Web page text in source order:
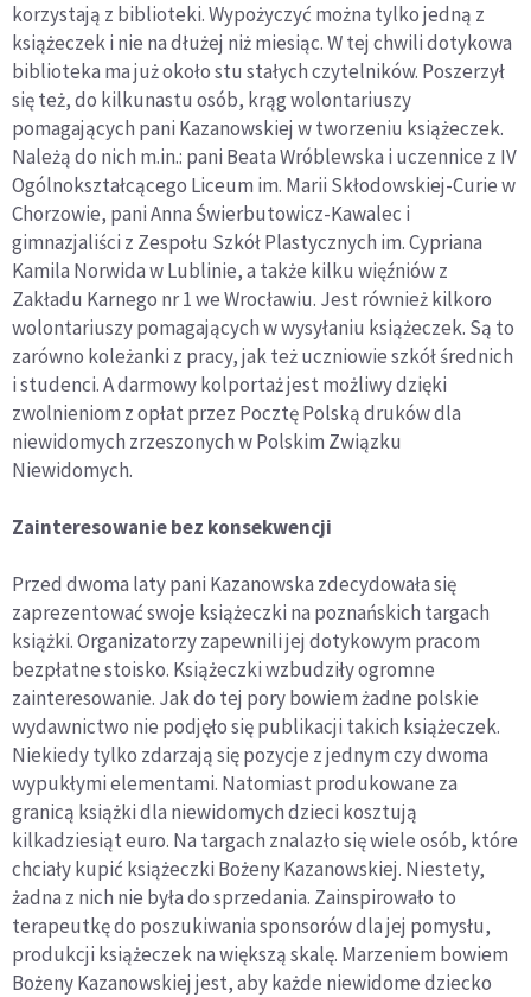
korzystają z biblioteki. Wypożyczyć można tylko jedną z
książeczek i nie na dłużej niż miesiąc. W tej chwili dotykowa
biblioteka ma już około stu stałych czytelników. Poszerzył
się też, do kilkunastu osób, krąg wolontariuszy
pomagających pani Kazanowskiej w tworzeniu książeczek.
Należą do nich m.in.: pani Beata Wróblewska i uczennice z IV
Ogólnokształcącego Liceum im. Marii Skłodowskiej-Curie w
Chorzowie, pani Anna Świerbutowicz-Kawalec i
gimnazjaliści z Zespołu Szkół Plastycznych im. Cypriana
Kamila Norwida w Lublinie, a także kilku więźniów z
Zakładu Karnego nr 1 we Wrocławiu. Jest również kilkoro
wolontariuszy pomagających w wysyłaniu książeczek. Są to
zarówno koleżanki z pracy, jak też uczniowie szkół średnich
i studenci. A darmowy kolportaż jest możliwy dzięki
zwolnieniom z opłat przez Pocztę Polską druków dla
niewidomych zrzeszonych w Polskim Związku
Niewidomych.
Zainteresowanie bez konsekwencji
Przed dwoma laty pani Kazanowska zdecydowała się
zaprezentować swoje książeczki na poznańskich targach
książki. Organizatorzy zapewnili jej dotykowym pracom
bezpłatne stoisko. Książeczki wzbudziły ogromne
zainteresowanie. Jak do tej pory bowiem żadne polskie
wydawnictwo nie podjęło się publikacji takich książeczek.
Niekiedy tylko zdarzają się pozycje z jednym czy dwoma
wypukłymi elementami. Natomiast produkowane za
granicą książki dla niewidomych dzieci kosztują
kilkadziesiąt euro. Na targach znalazło się wiele osób, które
chciały kupić książeczki Bożeny Kazanowskiej. Niestety,
żadna z nich nie była do sprzedania. Zainspirowało to
terapeutkę do poszukiwania sponsorów dla jej pomysłu,
produkcji książeczek na większą skalę. Marzeniem bowiem
Bożeny Kazanowskiej jest, aby każde niewidome dziecko